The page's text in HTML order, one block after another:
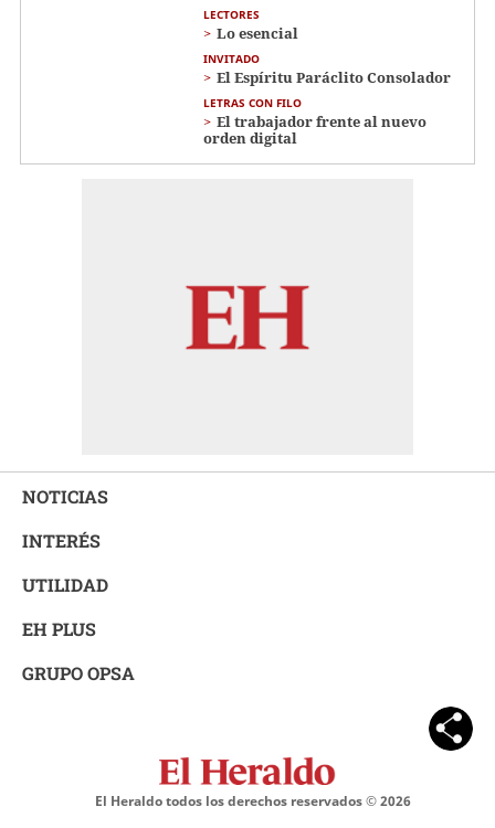
LECTORES
Lo esencial
INVITADO
El Espíritu Paráclito Consolador
LETRAS CON FILO
El trabajador frente al nuevo
orden digital
NOTICIAS
INTERÉS
UTILIDAD
EH PLUS
GRUPO OPSA
El Heraldo todos los derechos reservados ©2026